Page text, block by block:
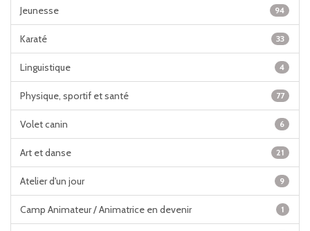
Jeunesse 94
Karaté 33
Linguistique 4
Physique, sportif et santé 77
Volet canin 6
Art et danse 21
Atelier d'un jour 9
Camp Animateur / Animatrice en devenir 1